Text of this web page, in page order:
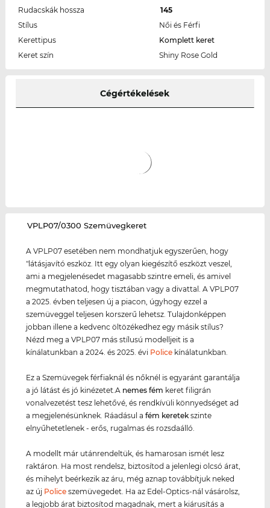
Rudacskák hossza
145
Stílus
Női és Férfi
Kerettipus
Komplett keret
Keret szín
Shiny Rose Gold
Cégértékelések
‌VPLP07/0300 Szemüvegkeret
A VPLP07 esetében nem mondhatjuk egyszerűen, hogy
"látásjavító eszköz. Itt egy olyan kiegészítő eszközt veszel,
ami a megjelenésedet magasabb szintre emeli, és amivel
megmutathatod, hogy tisztában vagy a divattal. A VPLP07
a 2025. évben teljesen új a piacon, úgyhogy ezzel a
szemüveggel teljesen korszerű lehetsz. Tulajdonképpen
jobban illene a kedvenc öltözékedhez egy másik stílus?
Nézd meg a VPLP07 más stílusú modelljeit is a
kínálatunkban a 2024. és 2025. évi Police kínálatunkban.
Ez a Szemüvegek férfiaknál és nőknél is egyaránt garantálja
a jó látást és jó kinézetet.A nemes fém keret filigrán
vonalvezetést tesz lehetővé, és rendkívüli könnyedséget ad
a megjelenésünknek. Ráadásul afém keretek szinte
elnyűhetetlenek - erős, rugalmas és rozsdaálló.
A modellt már utánrendeltük, és hamarosan ismét lesz
raktáron. Ha most rendelsz, biztosítod a jelenlegi olcsó árat,
és mihelyt beérkezik az áru, még aznap továbbítjuk neked
az új Police szemüvegedet. Ha az Edel-Optics-nál vásárolsz,
a legjobb árat biztosítod magadnak, mert a kiárusítás a